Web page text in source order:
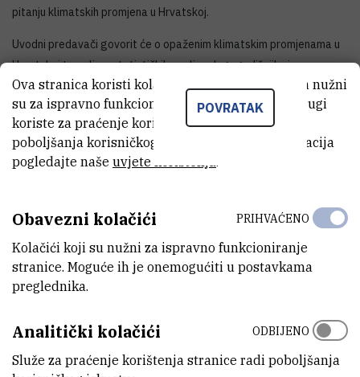
pitanju klimatskih promjena u Hrvatskoj.
Uvodni predavači govorit će o opaženim klimatskim promjenama u
Hrvatskoj temeljem statističkih analiza dugogodišnjih nizova
podataka, dat će se prikazi modeliranja klime i klimatskih promjena
na globalnoj i regionalnoj skali, te će se prikazati promjene morske
razine.
Program:
"Opažene klimatske promjene" – dr.sc. Marjana Gajić-Čapka,
Državni hidrometeorološki zavod, Zagreb
"Modeliranje klime i klimatskih promjena" – dr.sc. Čedo
Branković, Državni hidrometerološki zavod, Zagreb
Mirko Orlić, Geofizički odsjek Prirodoslovno-matematičkog
POVRATAK
Ova stranica koristi kolačiće. Neki od tih kolačića nužni
su za ispravno funkcioniranje stranice, dok se drugi
koriste za praćenje korištenja stranice radi
poboljšanja korisničkog iskustva. Za više informacija
pogledajte naše uvjete korištenja.
Obavezni kolačići
Kolačići koji su nužni za ispravno funkcioniranje
stranice. Moguće ih je onemogućiti u postavkama
preglednika.
PRIHVAĆENO
Analitički kolačići
Služe za praćenje korištenja stranice radi poboljšanja
ODBIJENO